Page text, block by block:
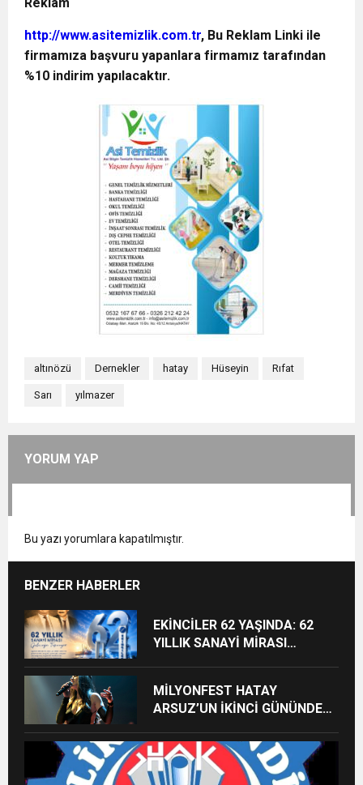
http://www.asitemizlik.com.tr, Bu Reklam Linki ile
firmamıza başvuru yapanlara firmamız tarafından
%10 indirim yapılacaktır.
altınözü Dernekler hatay Hüseyin Rıfat
Sarı yılmazer
YORUM YAP
Bu yazı yorumlara kapatılmıştır.
BENZER HABERLER
EKİNCİLER 62 YAŞINDA: 62
YILLIK SANAYİ MİRASI
MİLYONFEST HATAY
ARSUZ’UN İKİNCİ GÜNÜNDE
ALACAK